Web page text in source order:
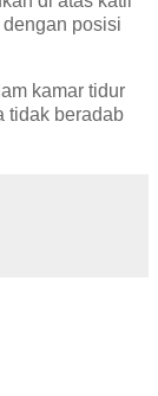
posisi
kamar tidur
tidak beradab